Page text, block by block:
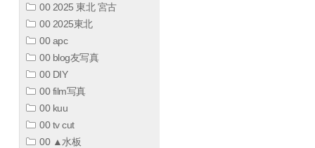
00 2025 東北 宮古
00 2025東北
00 apc
00 blog友写真
00 DIY
00 film写真
00 kuu
00 tv cut
00 ▲水板